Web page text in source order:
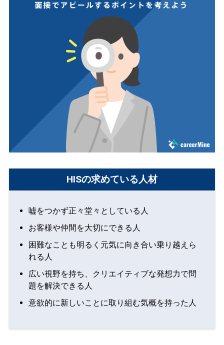
HISの求めている人材
嘘をつかず正々堂々としている人
お客様や仲間を大切にできる人
困難なことも明るく元気に向き合い乗り越えら
れる人
広い視野を持ち、クリエイティブな発想力で問
題を解決できる人
意欲的に新しいことに取り組む気概を持った人